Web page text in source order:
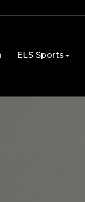
ELS Sports